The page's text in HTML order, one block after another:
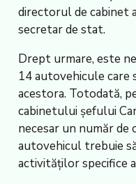
directorul de cabinet
secretar de stat.
Drept urmare, este
14 autovehicule care
acestora. Totodată,
cabinetului șefului
necesar un număr
autovehicul trebuie
activităților specifice